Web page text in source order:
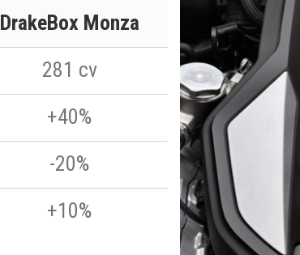
DrakeBox Monza
281 cv
+40%
-20%
+10%